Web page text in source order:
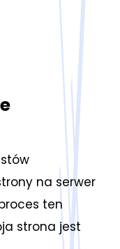
na serwer
ten
strona jest